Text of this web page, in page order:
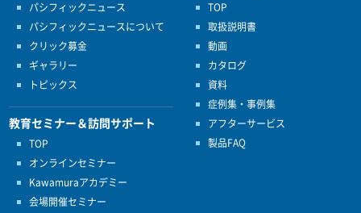
パシフィックニュース
パシフィックニュースについて
クリック募金
ギャラリー
トピックス
教育セミナー＆訪問サポート
TOP
オンラインセミナー
Kawamuraアカデミー
会場開催セミナー
TOP
取扱説明書
動画
カタログ
資料
症例集・事例集
アフターサービス
製品FAQ